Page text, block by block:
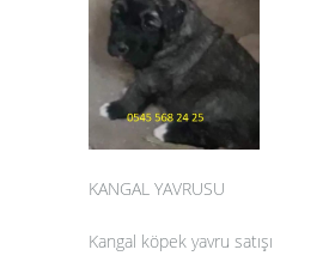
KANGAL YAVRUSU
Kangal köpek yavru satışı